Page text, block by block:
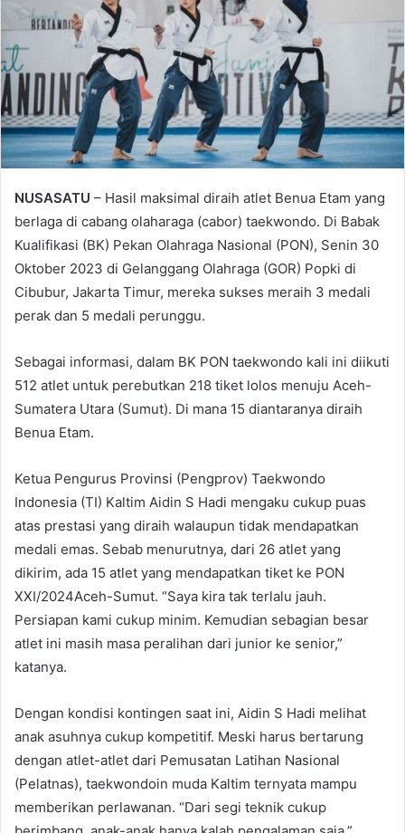
NUSASATU – Hasil maksimal diraih atlet Benua Etam yang
berlaga di cabang olaharaga (cabor) taekwondo. Di Babak
Kualifikasi (BK) Pekan Olahraga Nasional (PON), Senin 30
Oktober 2023 di Gelanggang Olahraga (GOR) Popki di
Cibubur, Jakarta Timur, mereka sukses meraih 3 medali
perak dan 5 medali perunggu.
Sebagai informasi, dalam BK PON taekwondo kali ini diikuti
512 atlet untuk perebutkan 218 tiket lolos menuju Aceh-
Sumatera Utara (Sumut). Di mana 15 diantaranya diraih
Benua Etam.
Ketua Pengurus Provinsi (Pengprov) Taekwondo
Indonesia (TI) Kaltim Aidin S Hadi mengaku cukup puas
atas prestasi yang diraih walaupun tidak mendapatkan
medali emas. Sebab menurutnya, dari 26 atlet yang
dikirim, ada 15 atlet yang mendapatkan tiket ke PON
XXI/2024Aceh-Sumut. “Saya kira tak terlalu jauh.
Persiapan kami cukup minim. Kemudian sebagian besar
atlet ini masih masa peralihan dari junior ke senior,”
katanya.
Dengan kondisi kontingen saat ini, Aidin S Hadi melihat
anak asuhnya cukup kompetitif. Meski harus bertarung
dengan atlet-atlet dari Pemusatan Latihan Nasional
(Pelatnas), taekwondoin muda Kaltim ternyata mampu
memberikan perlawanan. “Dari segi teknik cukup